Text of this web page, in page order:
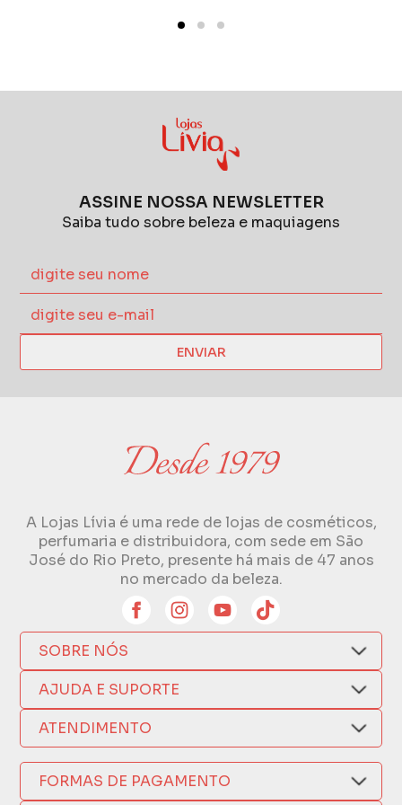
ASSINE NOSSA NEWSLETTER
Saiba tudo sobre beleza e maquiagens
ENVIAR
A Lojas Lívia é uma rede de lojas de cosméticos,
perfumaria e distribuidora, com sede em São
José do Rio Preto, presente há mais de 47 anos
no mercado da beleza.
SOBRE NÓS
Quem Somos
Compra Segura
Como Comprar
Nossas Lojas
Política de Privacidade
AJUDA E SUPORTE
Nosso Aplicativo
Trocas e Devoluções
Formas de Pagamento
Fretes e Entregas
ATENDIMENTO
(17) 3209-9595
FORMAS DE PAGAMENTO